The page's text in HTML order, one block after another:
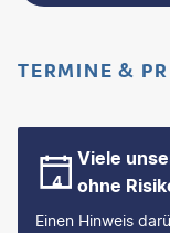
TERMINE &
Viele
ohne
Einen Hinweis